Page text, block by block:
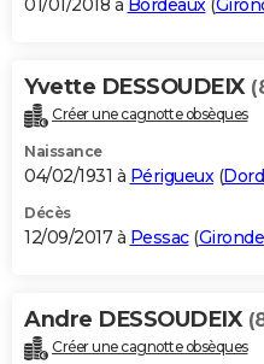
01/01/2018 à Bordeaux(
Yvette DESSOUDEIX
Créer une cagnotte obsèques
Naissance
04/02/1931 à Périgueux(
Décès
12/09/2017 à Pessac(Gironde
Andre DESSOUDEIX
Créer une cagnotte obsèques